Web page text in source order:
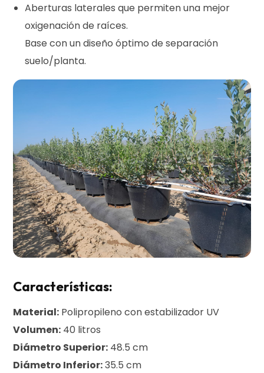
Aberturas laterales que permiten una mejor
oxigenación de raíces.
Base con un diseño óptimo de separación
suelo/planta.
Características:
Material: Polipropileno con estabilizador UV
Volumen: 40 litros
Diámetro Superior: 48.5 cm
Diámetro Inferior:35.5 cm